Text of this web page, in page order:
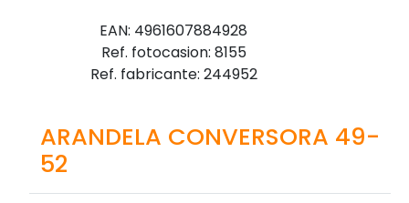
EAN: 4961607884928
Ref. fotocasion: 8155
Ref. fabricante: 244952
ARANDELA CONVERSORA 49-
52